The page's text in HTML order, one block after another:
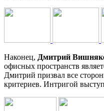
Наконец, Дмитрий
офисных пространств
Дмитрий призвал все
критериев. Интригой